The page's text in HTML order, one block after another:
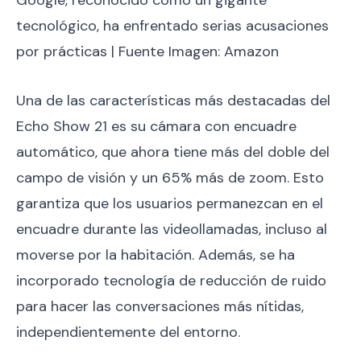
tecnológico, ha enfrentado serias acusaciones
por prácticas | Fuente Imagen: Amazon
Una de las características más destacadas del
Echo Show 21 es su cámara con encuadre
automático, que ahora tiene más del doble del
campo de visión y un 65% más de zoom. Esto
garantiza que los usuarios permanezcan en el
encuadre durante las videollamadas, incluso al
moverse por la habitación. Además, se ha
incorporado tecnología de reducción de ruido
para hacer las conversaciones más nítidas,
independientemente del entorno.